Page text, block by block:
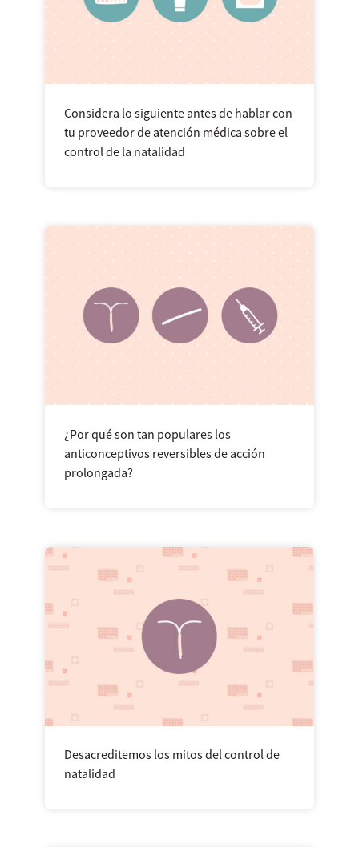
Considera lo siguiente antes de hablar con
tu proveedor de atención médica sobre el
control de la natalidad
¿Por qué son tan populares los
anticonceptivos reversibles de acción
prolongada?
Desacreditemos los mitos del control de
natalidad